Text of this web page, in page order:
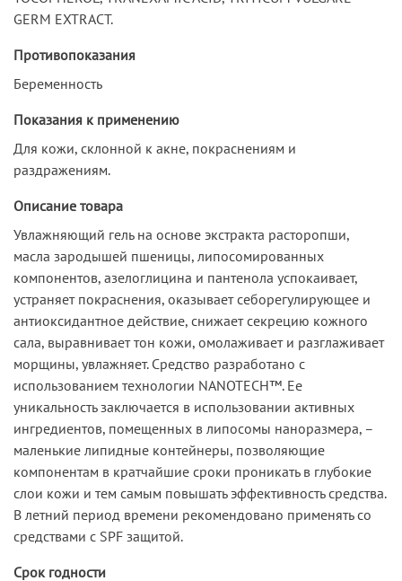
GERM EXTRACT.
Противопоказания
Беременность
Показания к применению
Для кожи, склонной к акне, покраснениям и
раздражениям.
Описание товара
Увлажняющий гель на основе экстракта расторопши,
масла зародышей пшеницы, липосомированных
компонентов, азелоглицина и пантенола успокаивает,
устраняет покраснения, оказывает себорегулирующее и
антиоксидантное действие, снижает секрецию кожного
сала, выравнивает тон кожи, омолаживает и разглаживает
морщины, увлажняет. Средство разработано с
использованием технологии NANOTECH™. Ее
уникальность заключается в использовании активных
ингредиентов, помещенных в липосомы наноразмера, –
маленькие липидные контейнеры, позволяющие
компонентам в кратчайшие сроки проникать в глубокие
слои кожи и тем самым повышать эффективность средства.
В летний период времени рекомендовано применять со
средствами с SPF защитой.
Срок годности